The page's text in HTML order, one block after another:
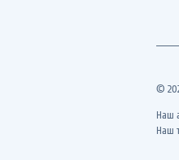
©
Наш
Наш